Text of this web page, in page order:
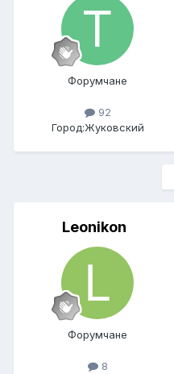
Форумчане
92
Город:Жуковский
Leonikon
Форумчане
8